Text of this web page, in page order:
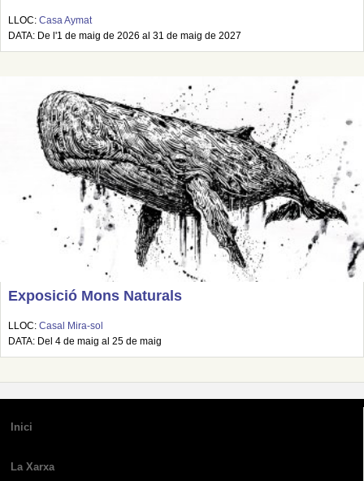
LLOC: Casa Aymat
DATA: De l'1 de maig de 2026 al 31 de maig de 2027
Exposició Mons Naturals
LLOC: Casal Mira-sol
DATA: Del 4 de maig al 25 de maig
Inici
La Xarxa